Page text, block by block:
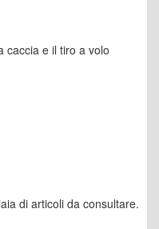
caccia e il tiro a volo
di articoli da consultare.